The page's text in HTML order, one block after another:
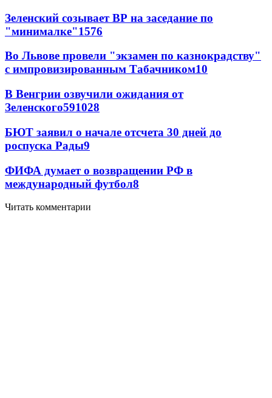
Зеленский созывает ВР на заседание по
"минималке"1576
Во Львове провели "экзамен по казнокрадству"
с импровизированным Табачником10
В Венгрии озвучили ожидания от
Зеленского591028
БЮТ заявил о начале отсчета 30 дней до
роспуска Рады9
ФИФА думает о возвращении РФ в
международный футбол8
Читать комментарии